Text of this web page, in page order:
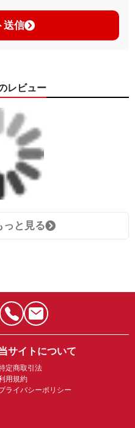
送信
レビュー
っと見る
サイトについて
定商取引法
用規約
ライバシーポリシー